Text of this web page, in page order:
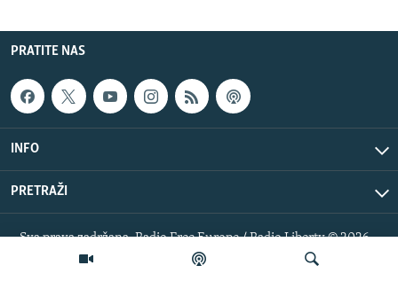
PRATITE NAS
INFO
PRETRAŽI
Sva prava zadržana. Radio Free Europe / Radio Liberty © 2026
RFE/RL, Inc.